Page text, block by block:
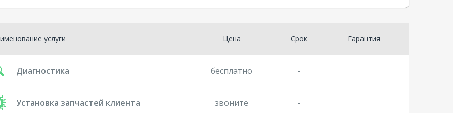
услуги Цена Срок Гарантия
Диагностика бесплатно -
Установка запчастей клиента звоните -